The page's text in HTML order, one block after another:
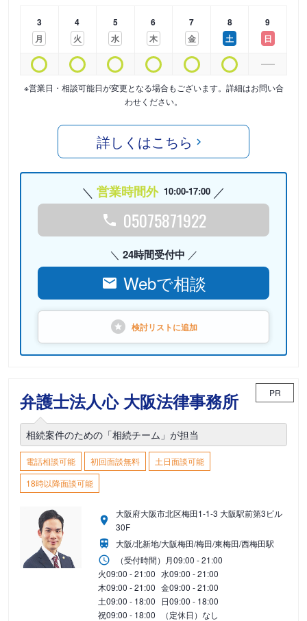
3
月
4
火
5
水
6
木
7
金
8
土
9
日
※営業日・相談可能日が変更となる場合もございます。詳細はお問い合
わせください。
詳しくはこちら
営業時間外 10:00-17:00
05075871922
24時間受付中
Webで相談
検討リストに追加
弁護士法人心 大阪法律事務所 PR
相続案件のための「相続チーム」が担当
電話相談可能 初回面談無料
土日面談可能
18時以降面談可能
大阪府大阪市北区梅田1-1-3 大阪駅前第3ビル
30F
大阪/北新地/大阪梅田/梅田/東梅田/西梅田駅
（受付時間） 月09:00 - 21:00
火09:00 - 21:00 水09:00 - 21:00
木09:00 - 21:00 金09:00 - 21:00
土09:00 - 18:00 日09:00 - 18:00
祝09:00 - 18:00 （定休日）なし